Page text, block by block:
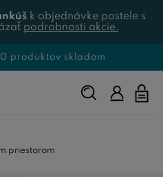
k objednávke postele s
podrobnosti akcie.
produktov skladom
Napíšte,
čo
priestorom